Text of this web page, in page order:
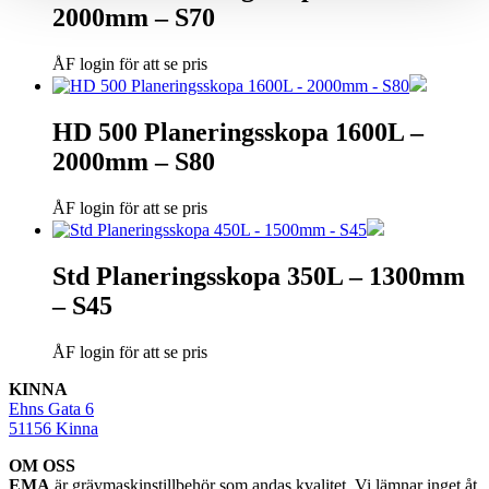
2000mm – S70
ÅF login för att se pris
HD 500 Planeringsskopa 1600L –
2000mm – S80
ÅF login för att se pris
Std Planeringsskopa 350L – 1300mm
– S45
ÅF login för att se pris
KINNA
Ehns Gata 6
51156 Kinna
OM OSS
EMA är grävmaskinstillbehör som andas kvalitet. Vi lämnar inget åt